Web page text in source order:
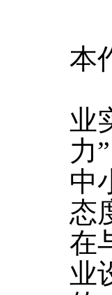
本
业
力”
中
态
在
业